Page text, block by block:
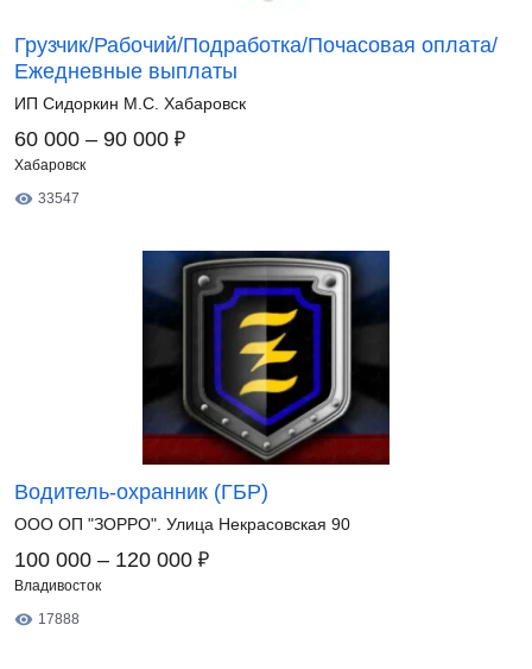
Грузчик/Рабочий/Подработка/Почасовая оплата/
Ежедневные выплаты
ИП Сидоркин М.С. Хабаровск
60 000 – 90 000 ₽
Хабаровск
33547
Водитель-охранник (ГБР)
ООО ОП "ЗОРРО". Улица Некрасовская 90
100 000 – 120 000 ₽
Владивосток
17888